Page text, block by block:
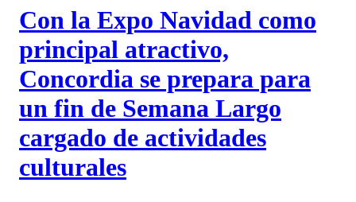
Con la Expo Navidad como
principal atractivo,
Concordia se prepara para
un fin de Semana Largo
cargado de actividades
culturales